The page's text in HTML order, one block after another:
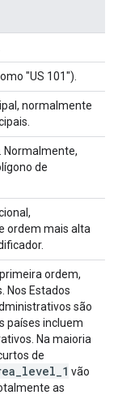
"US 101").
normalmente
Normalmente,
de
ordem mais alta
ordem,
Nos Estados
são
países incluem
Na maioria
de
level 1 vão
as